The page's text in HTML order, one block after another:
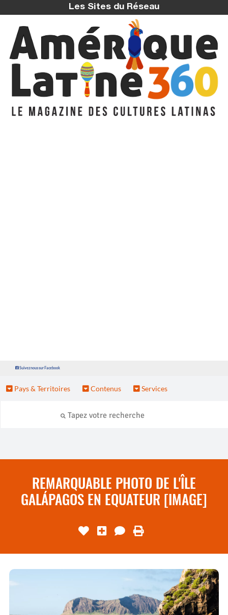
Les Sites du Réseau
Suivez nous sur Facebook
Pays & Territoires Contenus Services
REMARQUABLE PHOTO DE L'ÎLE
GALÁPAGOS EN EQUATEUR [IMAGE]